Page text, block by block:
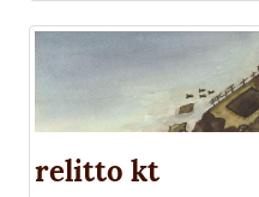
relitto kt